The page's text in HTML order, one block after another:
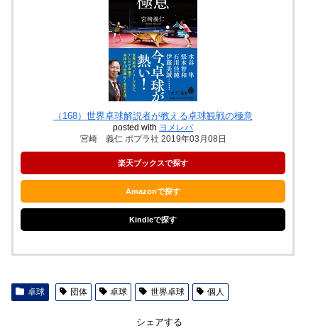
（168）世界卓球解説者が教える卓球観戦の極意
posted with ヨメレバ
宮崎 義仁 ポプラ社 2019年03月08日
楽天ブックスで探す
Amazonで探す
Kindleで探す
卓球 団体 卓球 世界卓球 個人
シェアする